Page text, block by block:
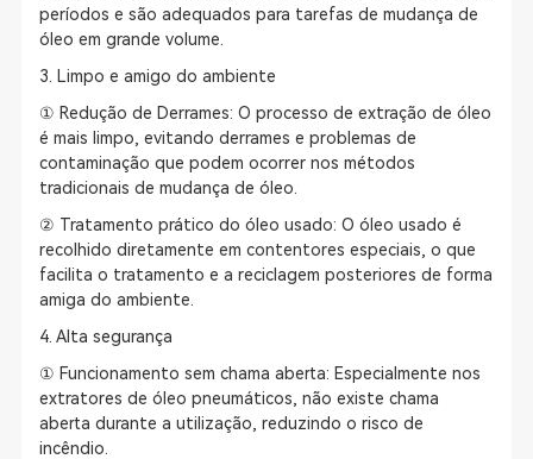
períodos e são adequados para tarefas de mudança de
óleo em grande volume.
3. Limpo e amigo do ambiente
① Redução de Derrames: O processo de extração de óleo
é mais limpo, evitando derrames e problemas de
contaminação que podem ocorrer nos métodos
tradicionais de mudança de óleo.
② Tratamento prático do óleo usado: O óleo usado é
recolhido diretamente em contentores especiais, o que
facilita o tratamento e a reciclagem posteriores de forma
amiga do ambiente.
4. Alta segurança
① Funcionamento sem chama aberta: Especialmente nos
extratores de óleo pneumáticos, não existe chama
aberta durante a utilização, reduzindo o risco de
incêndio.